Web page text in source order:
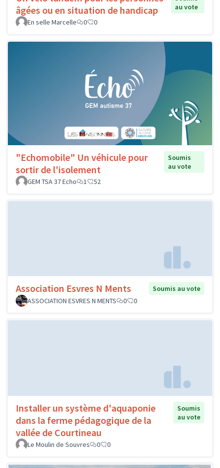
âgées ou en situation de handicap
au vote
En selle Marcelle
0 0
"Echomobile" Un véhicule pour
sortir de l'isolement
Soumis
au vote
GEM TSA 37 Echo
1 52
Association Esvres N Ments
Soumis au vote
ASSOCIATION ESVRES N MENTS
0 0
Installer un système d'aquaponie
dans la ferme pédagogique de la
vallée de Courtineau
Soumis
au vote
Le Moulin de Souvres 0 0